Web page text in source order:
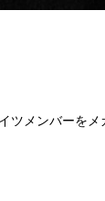
メンバーを